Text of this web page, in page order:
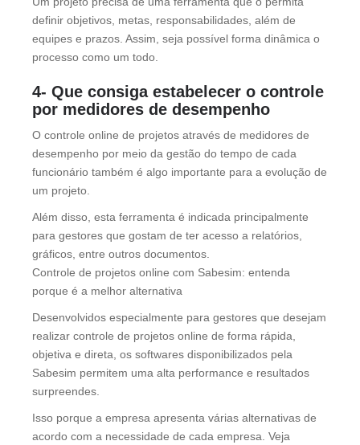
definir objetivos, metas, responsabilidades, além de
equipes e prazos. Assim, seja possível forma dinâmica o
processo como um todo.
4- Que consiga estabelecer o controle
por medidores de desempenho
O controle online de projetos através de medidores de
desempenho por meio da gestão do tempo de cada
funcionário também é algo importante para a evolução de
um projeto.
Além disso, esta ferramenta é indicada principalmente
para gestores que gostam de ter acesso a relatórios,
gráficos, entre outros documentos.
Controle de projetos online com Sabesim: entenda
porque é a melhor alternativa
Desenvolvidos especialmente para gestores que desejam
realizar controle de projetos online de forma rápida,
objetiva e direta, os softwares disponibilizados pela
Sabesim permitem uma alta performance e resultados
surpreendes.
Isso porque a empresa apresenta várias alternativas de
acordo com a necessidade de cada empresa. Veja